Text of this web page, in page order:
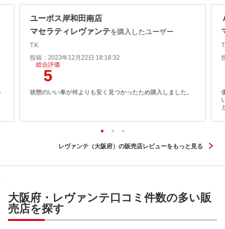
ユーポス岸和田南店
マセラティレヴァンテを購入したユーザー
T.K
投稿：2023年12月22日 18:18:32
総合評価
5
状態のいい車が何よりも安く見つかったため購入しました。
レヴァンテ（大阪府）の販売店レビューをもっと見る
大阪府・レヴァンテ口コミ件数の多い販
売店を探す